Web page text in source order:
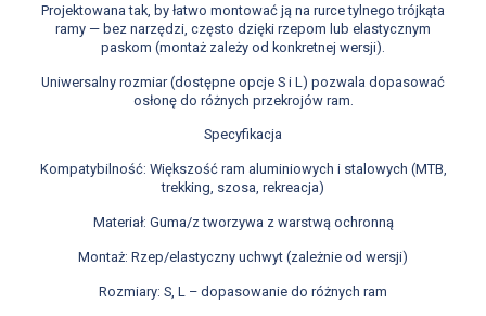
Projektowana tak, by łatwo montować ją na rurce tylnego trójkąta
ramy — bez narzędzi, często dzięki rzepom lub elastycznym
paskom (montaż zależy od konkretnej wersji).
Uniwersalny rozmiar (dostępne opcje S i L) pozwala dopasować
osłonę do różnych przekrojów ram.
Specyfikacja
Kompatybilność: Większość ram aluminiowych i stalowych (MTB,
trekking, szosa, rekreacja)
Materiał: Guma/z tworzywa z warstwą ochronną
Montaż: Rzep/elastyczny uchwyt (zależnie od wersji)
Rozmiary: S, L – dopasowanie do różnych ram